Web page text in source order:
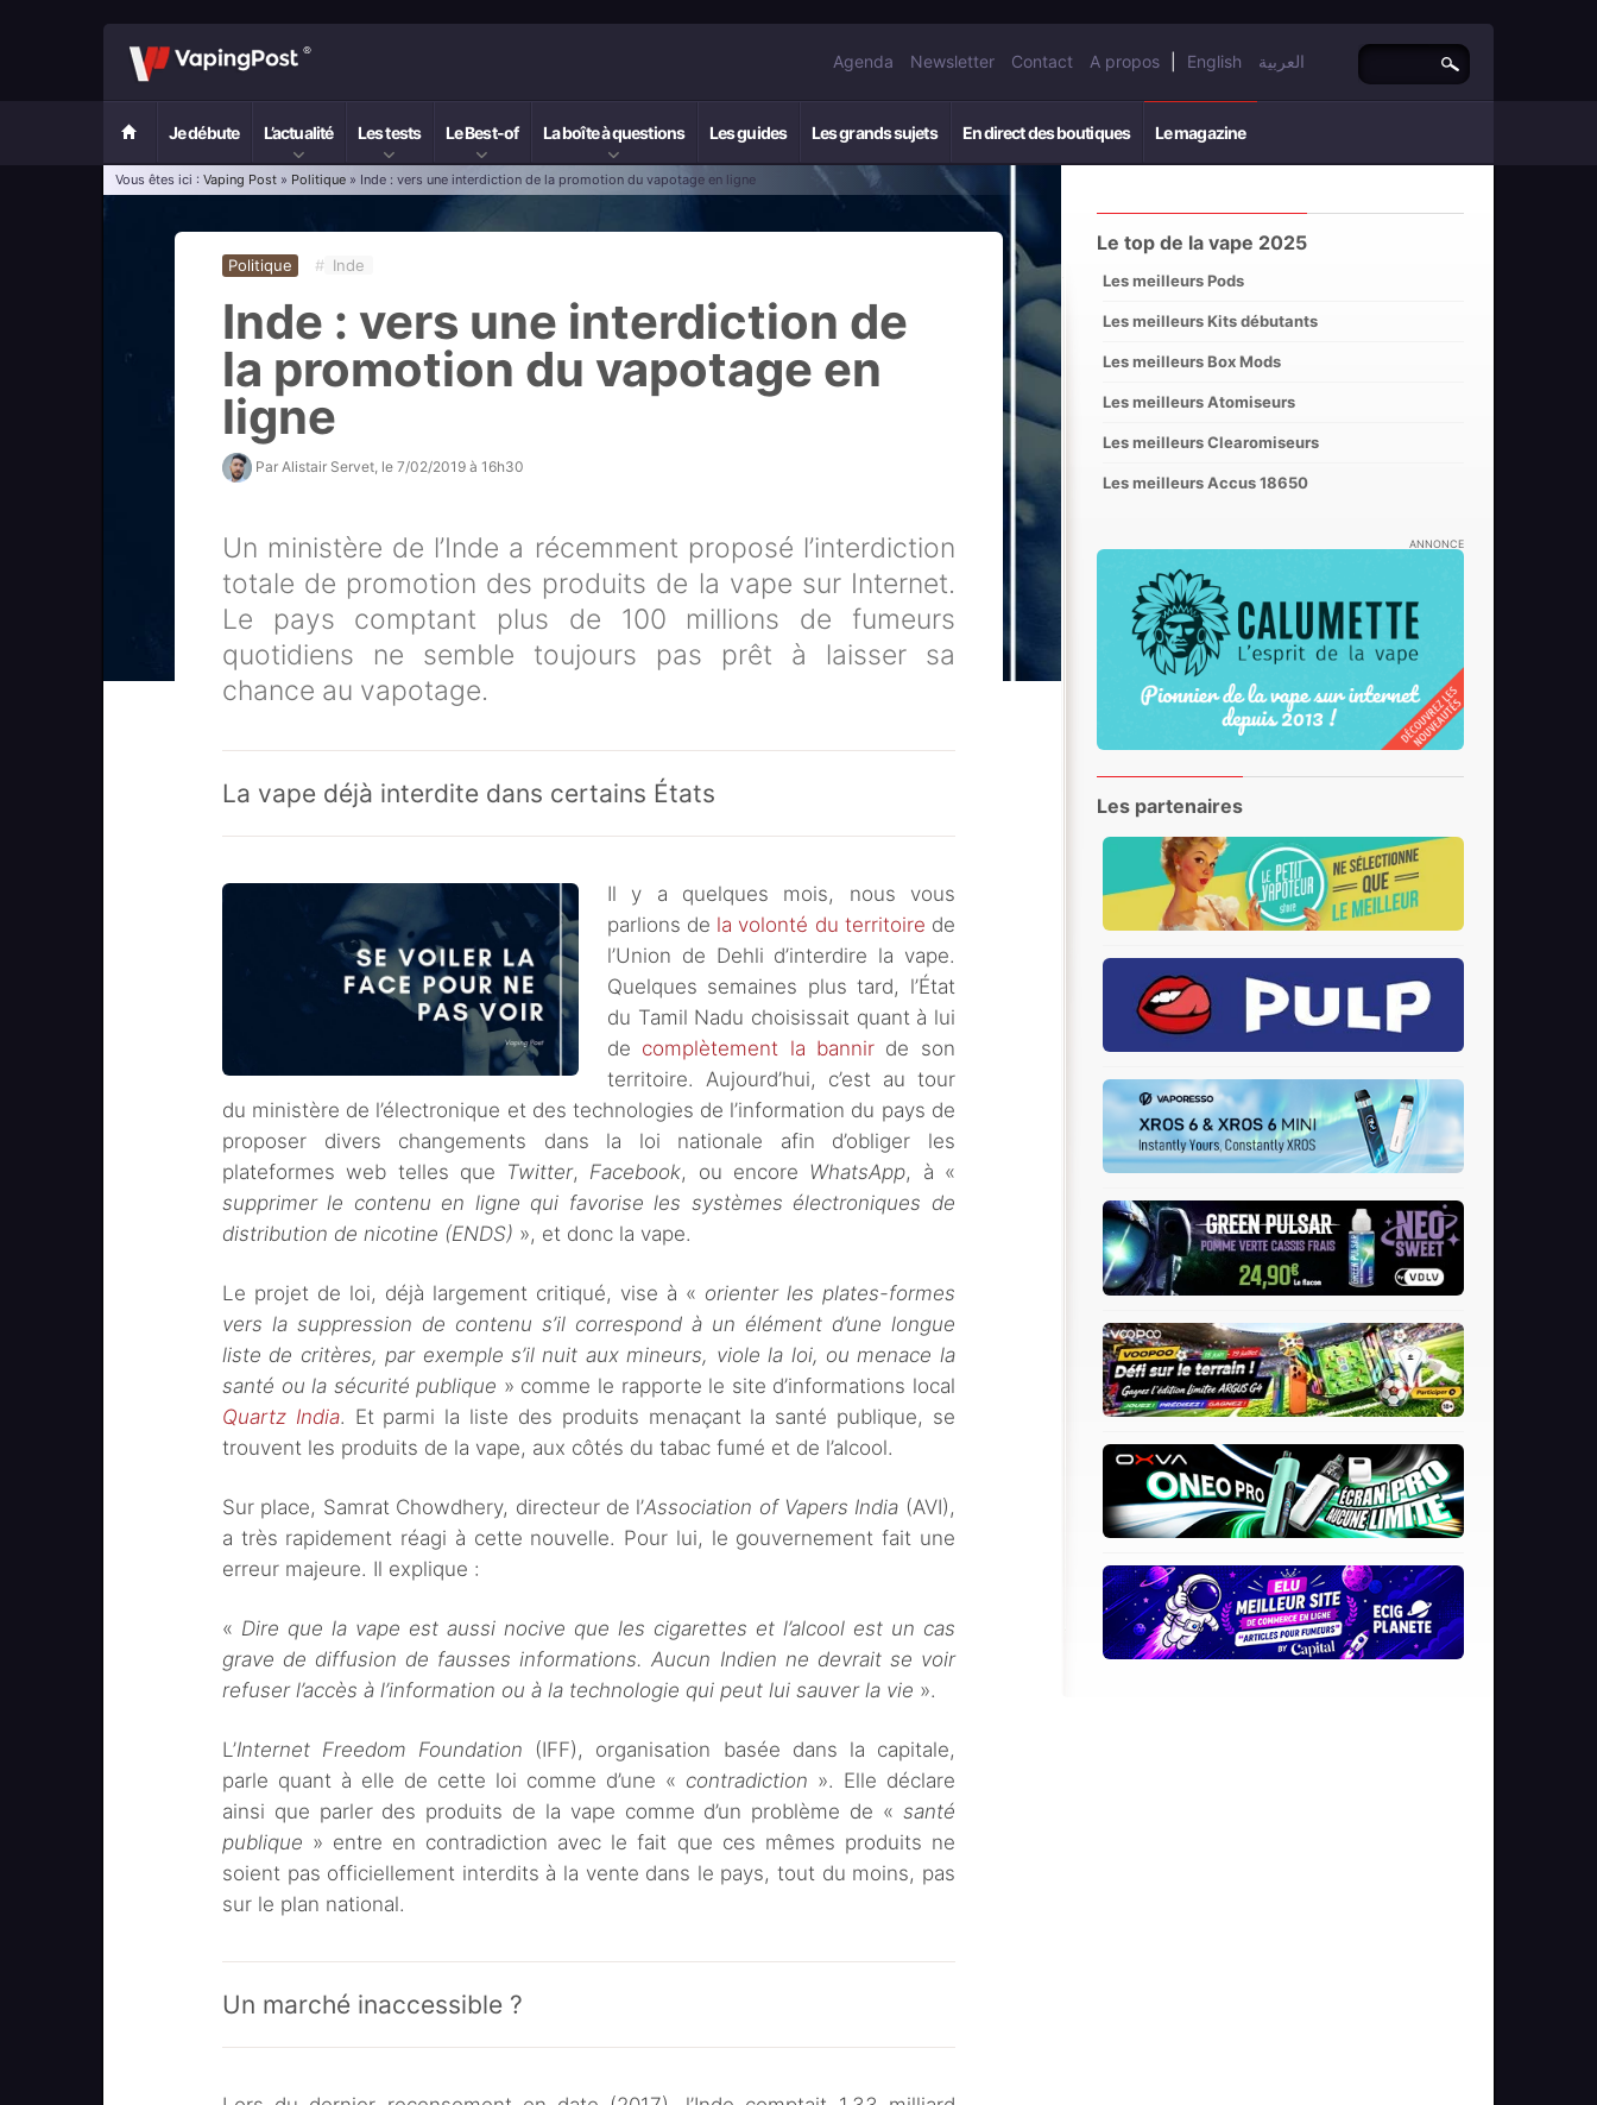
Agenda Newsletter Contact A propos English العربية
Je débute L’actualité Les tests Le Best-of La boîte à questions Les guides Les grands sujets En direct des boutiques Le magazine
Vous êtes ici : Vaping Post » Politique » Inde : vers une interdiction de la promotion du vapotage en ligne
Politique # Inde
Inde : vers une interdiction de
la promotion du vapotage en
ligne
Par Alistair Servet , le 7/02/2019 à 16h30
Un ministère de l’Inde a récemment proposé l’interdiction
totale de promotion des produits de la vape sur Internet.
Le pays comptant plus de 100 millions de fumeurs
quotidiens ne semble toujours pas prêt à laisser sa
chance au vapotage.
La vape déjà interdite dans certains États
Il y a quelques mois, nous vous
parlions de la volonté du territoire de
l’Union de Dehli d’interdire la vape.
Quelques semaines plus tard, l’État
du Tamil Nadu choisissait quant à lui
de complètement la bannir de son
territoire. Aujourd’hui, c’est au tour
du ministère de l’électronique et des technologies de l’information du pays de
proposer divers changements dans la loi nationale afin d’obliger les
plateformes web telles que Twitter, Facebook, ou encore WhatsApp, à «
supprimer le contenu en ligne qui favorise les systèmes électroniques de
distribution de nicotine (ENDS) », et donc la vape.
Le projet de loi, déjà largement critiqué, vise à « orienter les plates-formes
vers la suppression de contenu s’il correspond à un élément d’une longue
liste de critères, par exemple s’il nuit aux mineurs, viole la loi, ou menace la
santé ou la sécurité publique » comme le rapporte le site d’informations local
Quartz India. Et parmi la liste des produits menaçant la santé publique, se
trouvent les produits de la vape, aux côtés du tabac fumé et de l’alcool.
Sur place, Samrat Chowdhery, directeur de l’Association of Vapers India (AVI),
a très rapidement réagi à cette nouvelle. Pour lui, le gouvernement fait une
erreur majeure. Il explique :
« Dire que la vape est aussi nocive que les cigarettes et l’alcool est un cas
grave de diffusion de fausses informations. Aucun Indien ne devrait se voir
refuser l’accès à l’information ou à la technologie qui peut lui sauver la vie ».
L’Internet Freedom Foundation (IFF), organisation basée dans la capitale,
parle quant à elle de cette loi comme d’une « contradiction ». Elle déclare
ainsi que parler des produits de la vape comme d’un problème de « santé
publique » entre en contradiction avec le fait que ces mêmes produits ne
soient pas officiellement interdits à la vente dans le pays, tout du moins, pas
sur le plan national.
Un marché inaccessible ?
Le top de la vape 2025
Les meilleurs Pods
Les meilleurs Kits débutants
Les meilleurs Box Mods
Les meilleurs Atomiseurs
Les meilleurs Clearomiseurs
Les meilleurs Accus 18650
ANNONCE
Les partenaires